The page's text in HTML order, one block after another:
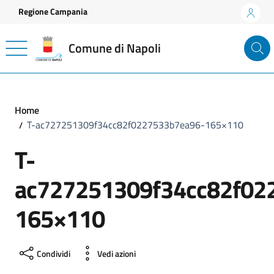
Vai ai contenuti
Vai al footer
Regione Campania
Comune di Napoli
Home
T-ac727251309f34cc82f0227533b7ea96-165×110
T-
165×110
Condividi Vedi azioni